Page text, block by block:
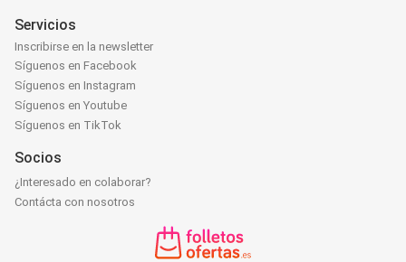
Servicios
Inscribirse en la newsletter
Síguenos en Facebook
Síguenos en Instagram
Síguenos en Youtube
Síguenos en TikTok
Socios
¿Interesado en colaborar?
Contácta con nosotros